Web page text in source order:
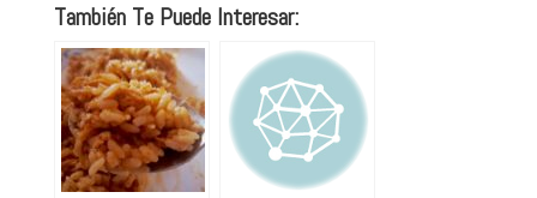
También Te Puede Interesar: